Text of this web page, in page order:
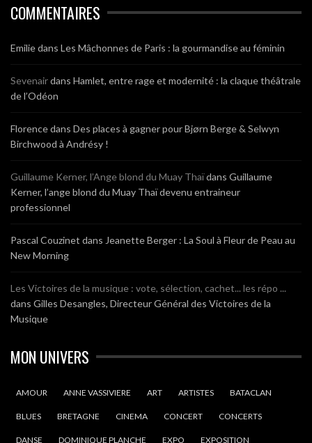
COMMENTAIRES
Emiliedans Les Mâchonnes de Paris : la gourmandise au féminin
Sevenairdans Hamlet, entre rage et modernité : la claque théâtrale
de l’Odéon
Florencedans Des places à gagner pour Bjørn Berge & Selwyn
Birchwood à Andrésy !
Guillaume Kerner, l’Ange blond du Muay Thaïdans Guillaume
Kerner, l’ange blond du Muay Thaï devenu entraineur
professionnel
Pascal Couzinet dans Jeanette Berger : La Soul à Fleur de Peau au
New Morning
Les Victoires de la musique : vote, sélection, cachet... les répo ...
dans Gilles Desangles, Directeur Général des Victoires de la
Musique
MON UNIVERS
AMOUR ANNE VASSIVIERE ART ARTISTES BATACLAN
BLUES BRETAGNE CINEMA CONCERT CONCERTS
DANSE DOMINIQUE PLANCHE EXPO EXPOSITION